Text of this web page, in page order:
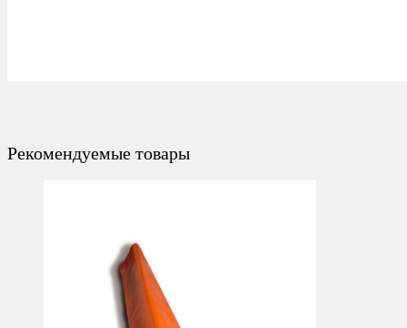
Рекомендуемые товары